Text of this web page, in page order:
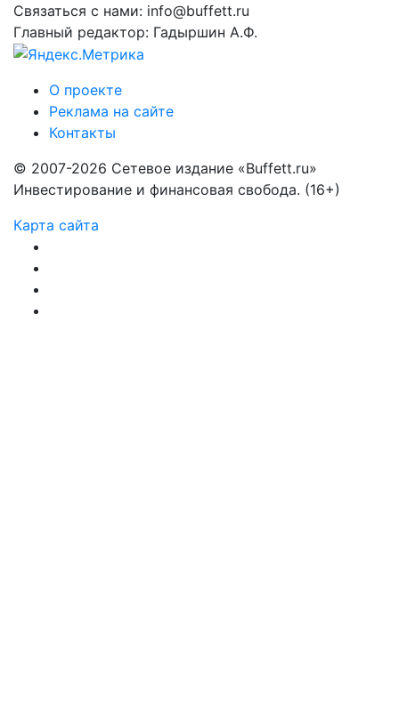
Связаться с нами: info@buffett.ru
Главный редактор: Гадыршин А.Ф.
О проекте
Реклама на сайте
Контакты
© 2007-2026 Сетевое издание «Buffett.ru»
Инвестирование и финансовая свобода. (16+)
Карта сайта